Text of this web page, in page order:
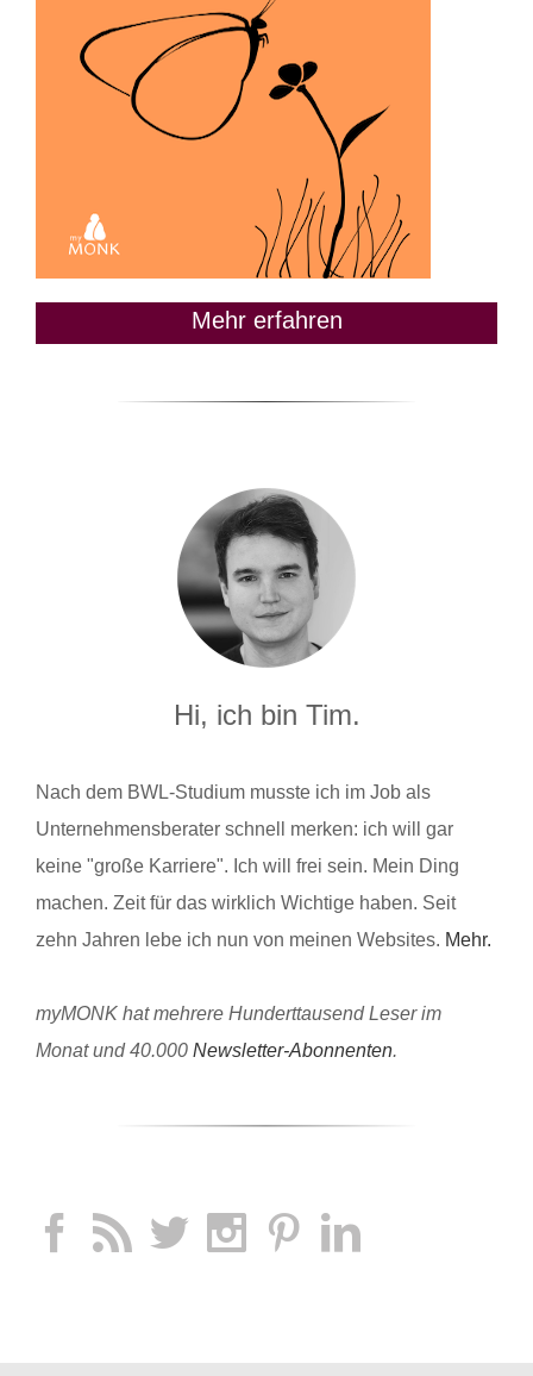
Mehr erfahren
Hi, ich bin Tim.
Nach dem BWL-Studium musste ich im Job als
Unternehmensberater schnell merken: ich will gar
keine "große Karriere". Ich will frei sein. Mein Ding
machen. Zeit für das wirklich Wichtige haben. Seit
zehn Jahren lebe ich nun von meinen Websites. Mehr.
myMONK hat mehrere Hunderttausend Leser im
Monat und 40.000 Newsletter-Abonnenten.